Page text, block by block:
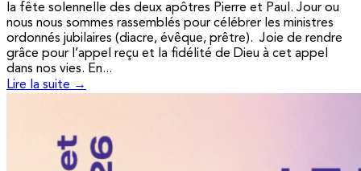
la fête solennelle des deux apôtres Pierre et Paul. Jour ou
nous nous sommes rassemblés pour célébrer les ministres
ordonnés jubilaires (diacre, évêque, prêtre). Joie de rendre
grâce pour l’appel reçu et la fidélité de Dieu à cet appel
dans nos vies. En...
Lire la suite →